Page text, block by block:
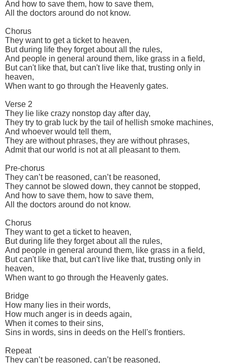
And how to save them, how to save them,
All the doctors around do not know.
Chorus
They want to get a ticket to heaven,
But during life they forget about all the rules,
And people in general around them, like grass in a field,
But can't like that, but can't live like that, trusting only in
heaven,
When want to go through the Heavenly gates.
Verse 2
They lie like crazy nonstop day after day,
They try to grab luck by the tail of hellish smoke machines,
And whoever would tell them,
They are without phrases, they are without phrases,
Admit that our world is not at all pleasant to them.
Pre-chorus
They can’t be reasoned, can’t be reasoned,
They cannot be slowed down, they cannot be stopped,
And how to save them, how to save them,
All the doctors around do not know.
Chorus
They want to get a ticket to heaven,
But during life they forget about all the rules,
And people in general around them, like grass in a field,
But can't like that, but can't live like that, trusting only in
heaven,
When want to go through the Heavenly gates.
Bridge
How many lies in their words,
How much anger is in deeds again,
When it comes to their sins,
Sins in words, sins in deeds on the Hell's frontiers.
Repeat
They can’t be reasoned, can’t be reasoned,